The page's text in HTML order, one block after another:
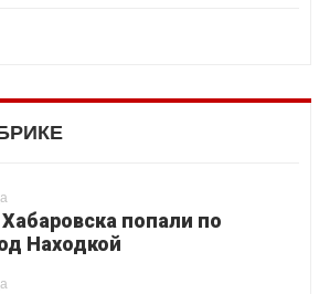
попали по
Находкой